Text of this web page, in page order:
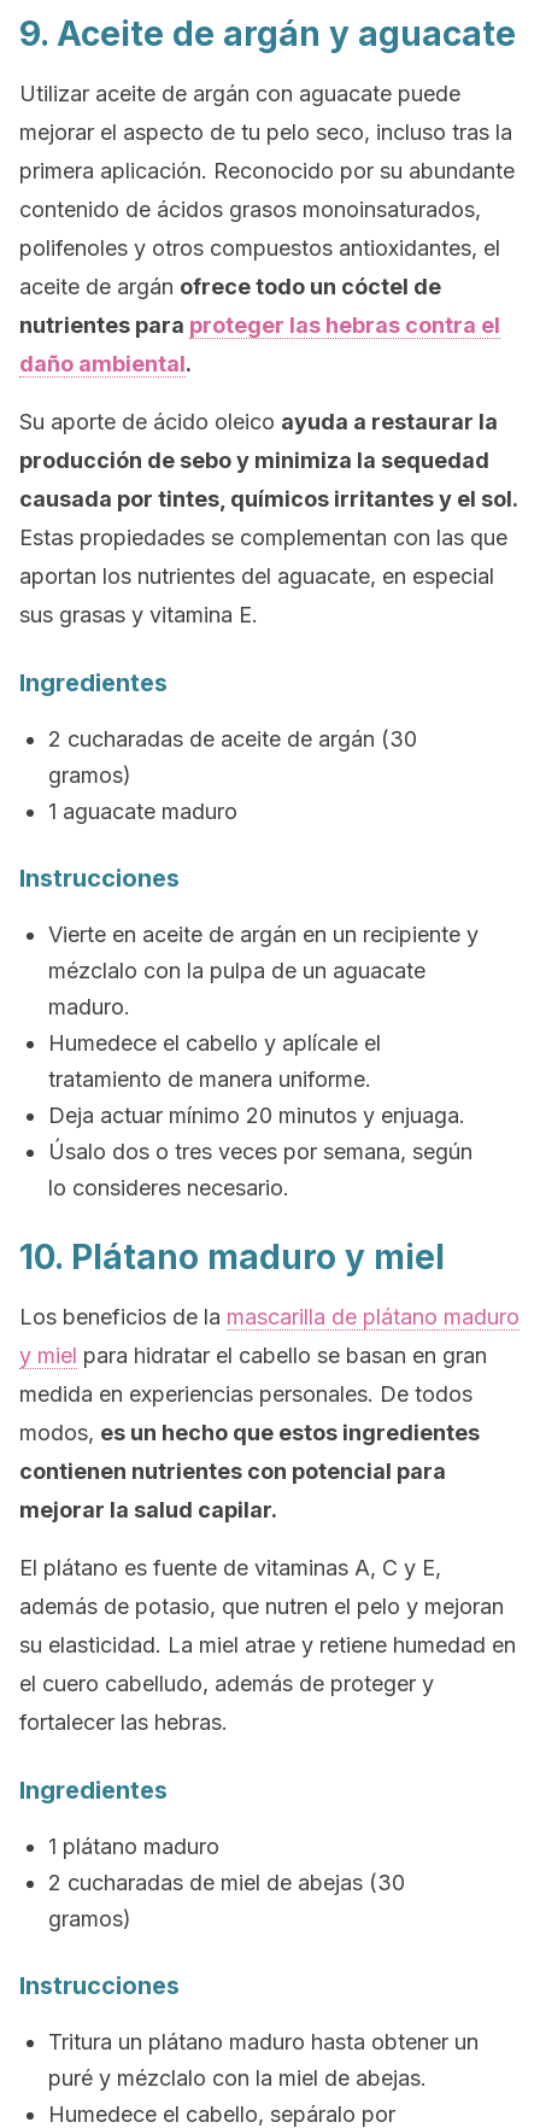
9. Aceite de argán y aguacate
Utilizar aceite de argán con aguacate puede
mejorar el aspecto de tu pelo seco, incluso tras la
primera aplicación. Reconocido por su abundante
contenido de ácidos grasos monoinsaturados,
polifenoles y otros compuestos antioxidantes, el
aceite de argán ofrece todo un cóctel de
nutrientes para proteger las hebras contra el
daño ambiental.
Su aporte de ácido oleico ayuda a restaurar la
producción de sebo y minimiza la sequedad
causada por tintes, químicos irritantes y el sol.
Estas propiedades se complementan con las que
aportan los nutrientes del aguacate, en especial
sus grasas y vitamina E.
Ingredientes
2 cucharadas de aceite de argán (30
gramos)
1 aguacate maduro
Instrucciones
Vierte en aceite de argán en un recipiente y
mézclalo con la pulpa de un aguacate
maduro.
Humedece el cabello y aplícale el
tratamiento de manera uniforme.
Deja actuar mínimo 20 minutos y enjuaga.
Úsalo dos o tres veces por semana, según
lo consideres necesario.
10. Plátano maduro y miel
Los beneficios de la mascarilla de plátano maduro
y miel para hidratar el cabello se basan en gran
medida en experiencias personales. De todos
modos, es un hecho que estos ingredientes
contienen nutrientes con potencial para
mejorar la salud capilar.
El plátano es fuente de vitaminas A, C y E,
además de potasio, que nutren el pelo y mejoran
su elasticidad. La miel atrae y retiene humedad en
el cuero cabelludo, además de proteger y
fortalecer las hebras.
Ingredientes
1 plátano maduro
2 cucharadas de miel de abejas (30
gramos)
Instrucciones
Tritura un plátano maduro hasta obtener un
puré y mézclalo con la miel de abejas.
Humedece el cabello, sepáralo por